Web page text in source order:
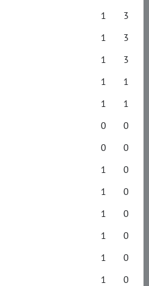
1
3
1
3
1
3
1
1
1
1
0
0
0
0
1
0
1
0
1
0
1
0
1
0
1 0